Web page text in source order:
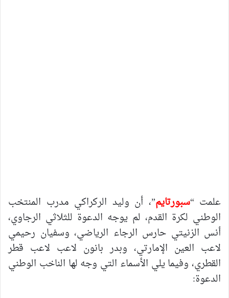
علمت “سبورتايم”، أن وليد الركراكي مدرب المنتخب
الوطني لكرة القدم، لم يوجه الدعوة للثلاثي الرجاوي،
أنس الزنيتي حارس الرجاء الرياضي، وسفيان رحيمي
لاعب العين الإمارتي، وبدر بانون لاعب لاعب قطر
القطري، وفيما يلي الأسماء التي وجه لها الناخب الوطني
الدعوة: